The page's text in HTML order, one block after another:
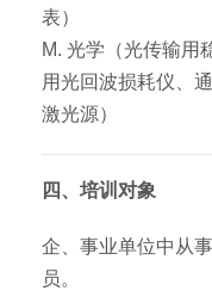
表）
M. 光学（光传输用
用光回波损耗仪、
激光源）
四、培训对象
企、事业单位中从
员。